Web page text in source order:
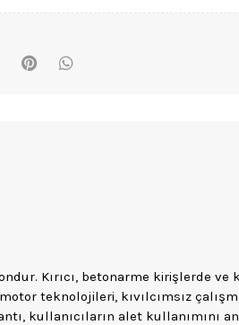
Kırıcı, betonarme kirişlerde
teknolojileri, kıvılcımsız
kullanıcıların alet kullanımını